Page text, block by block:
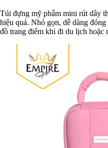
Túi đựng mỹ phẩm mini rút dây
hiệu quả. Nhỏ gọn, dễ dàng
đồ trang điểm khi đi du lịch hoặc